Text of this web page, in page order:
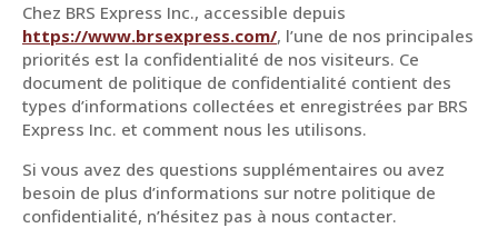
Chez BRS Express Inc., accessible depuis
https://www.brsexpress.com/, l’une de nos principales
priorités est la confidentialité de nos visiteurs. Ce
document de politique de confidentialité contient des
types d’informations collectées et enregistrées par BRS
Express Inc. et comment nous les utilisons.
Si vous avez des questions supplémentaires ou avez
besoin de plus d’informations sur notre politique de
confidentialité, n’hésitez pas à nous contacter.